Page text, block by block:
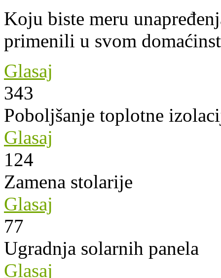
Koju biste meru
primenili u svom
Glasaj
343
Poboljšanje toplotne
Glasaj
124
Zamena stolarije
Glasaj
77
Ugradnja solarnih panela
Glasaj